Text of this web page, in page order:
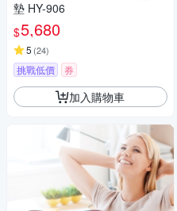
墊 HY-906
$5,680
5 (24)
挑戰低價 券
加入購物車